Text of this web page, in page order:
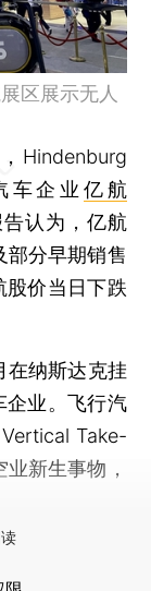
区展示无人
Hindenburg
车企业 亿航
告认为，亿航
部分早期销售
股价当日下跌
纳斯达克挂
企业。飞行汽
Take-
新生事物，